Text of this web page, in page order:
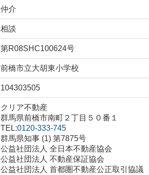
仲介
相談
第R08SHC100624号
前橋市立大胡東小学校
104303505
クリア不動産
群馬県前橋市南町２丁目５０番１
TEL:0120-333-745
群馬県知事 (1) 第7875号
公益社団法人 全日本不動産協会
公益社団法人 不動産保証協会
公益社団法人 首都圏不動産公正取引協議